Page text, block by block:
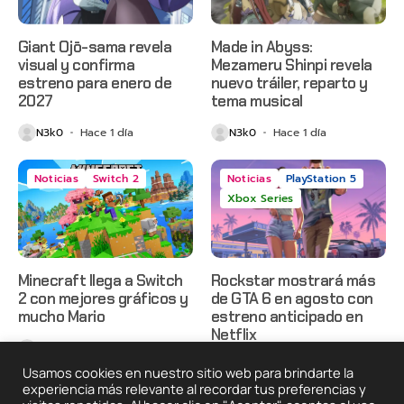
Giant Ojō-sama revela
visual y confirma
estreno para enero de
2027
N3k0 Hace 1 día
Made in Abyss:
Mezameru Shinpi revela
nuevo tráiler, reparto y
tema musical
N3k0 Hace 1 día
Noticias Switch 2
Minecraft llega a Switch
2 con mejores gráficos y
mucho Mario
Noticias
PlayStation 5
Xbox Series
Rockstar mostrará más
de GTA 6 en agosto con
estreno anticipado en
Netflix
N3k0 Hace 2 días
Usamos cookies en nuestro sitio web para brindarte la
experiencia más relevante al recordar tus preferencias y